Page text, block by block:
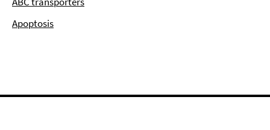
Apoptosis